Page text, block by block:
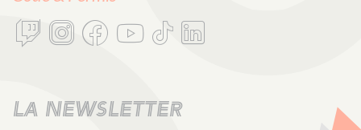
LA NEWSLETTER